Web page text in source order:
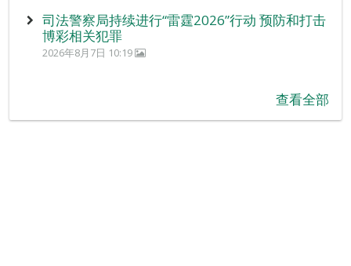
司法警察局持续进行“雷霆2026”行动 预防和打击
博彩相关犯罪
2026年8月7日 10:19
查看全部